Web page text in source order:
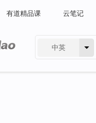
有道精品课 云笔记
中英